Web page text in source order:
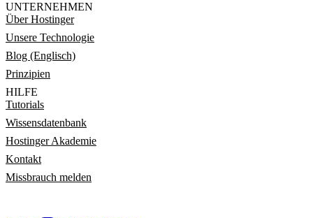
UNTERNEHMEN
Über Hostinger
Unsere Technologie
Blog (Englisch)
Prinzipien
HILFE
Tutorials
Wissensdatenbank
Hostinger Akademie
Kontakt
Missbrauch melden